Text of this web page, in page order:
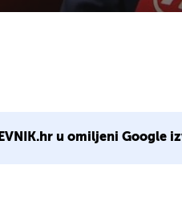
u omiljeni Google